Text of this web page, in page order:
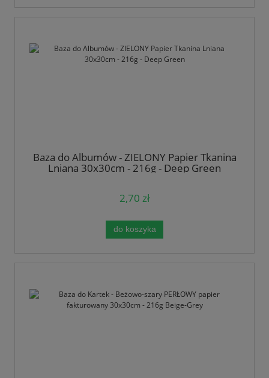
Baza do Albumów - ZIELONY Papier Tkanina
Lniana 30x30cm - 216g - Deep Green
2,70 zł
do koszyka